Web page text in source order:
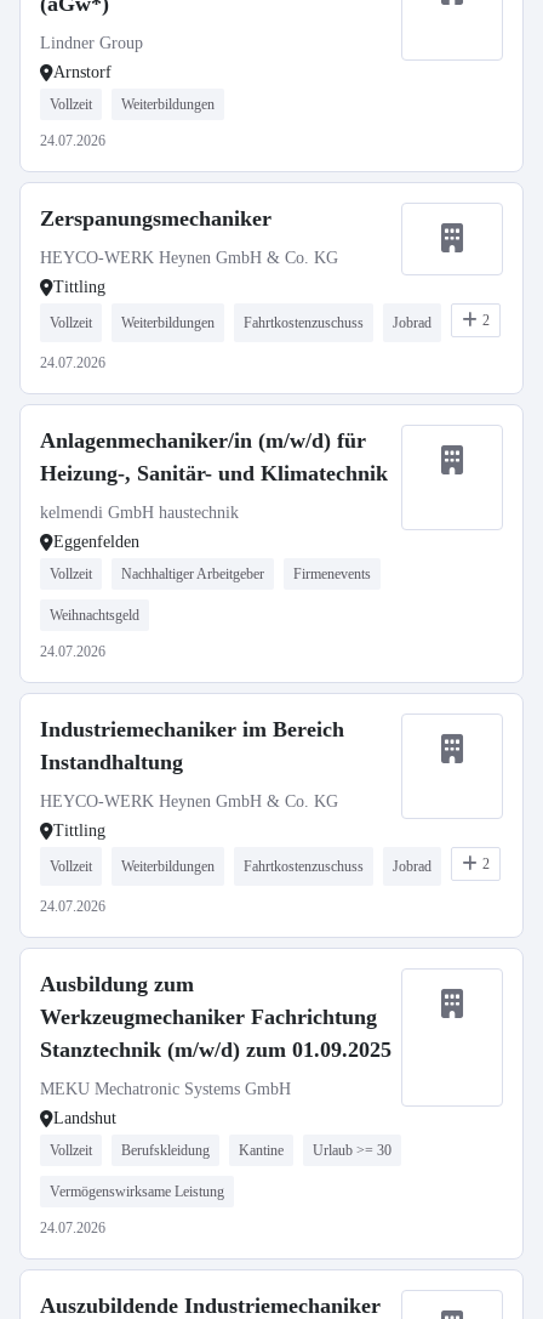
Lindner Group
Arnstorf
Vollzeit Weiterbildungen
24.07.2026
Zerspanungsmechaniker
HEYCO-WERK Heynen GmbH & Co. KG
Tittling
Vollzeit Weiterbildungen Fahrtkostenzuschuss Jobrad 2
24.07.2026
Anlagenmechaniker/in (m/w/d) für
Heizung-, Sanitär- und Klimatechnik
kelmendi GmbH haustechnik
Eggenfelden
Vollzeit Nachhaltiger Arbeitgeber Firmenevents
Weihnachtsgeld
24.07.2026
Industriemechaniker im Bereich
Instandhaltung
HEYCO-WERK Heynen GmbH & Co. KG
Tittling
Vollzeit Weiterbildungen Fahrtkostenzuschuss Jobrad 2
24.07.2026
Ausbildung zum
Werkzeugmechaniker Fachrichtung
Stanztechnik (m/w/d) zum 01.09.2025
MEKU Mechatronic Systems GmbH
Landshut
Vollzeit Berufskleidung Kantine Urlaub >= 30
Vermögenswirksame Leistung
24.07.2026
Auszubildende Industriemechaniker